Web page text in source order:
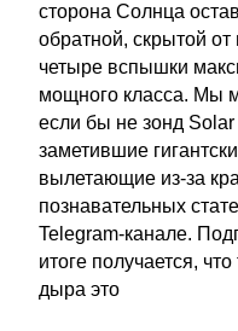
сторона Солнца
обратной, скрытой
четыре вспышки
мощного класса. Мы
если бы не зонд
заметившие
вылетающие из-за
познавательных
Telegram-канале.
итоге получается,
дыра это